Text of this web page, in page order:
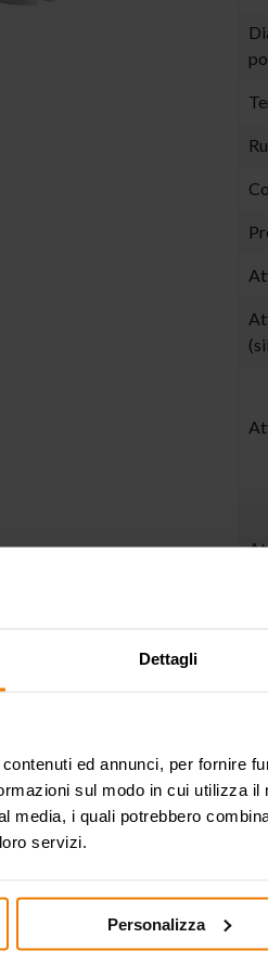
Dettagli
ed annunci, per fornire
sul modo in cui utilizza
media, i quali potrebbero
servizi.
Personalizza